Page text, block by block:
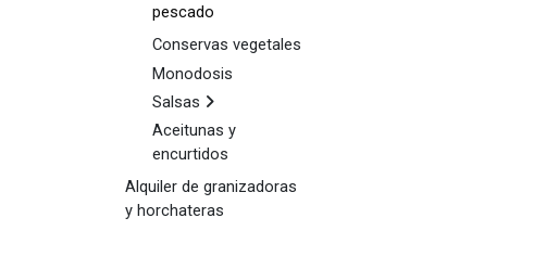
pescado
Conservas vegetales
Monodosis
Salsas
Aceitunas y
encurtidos
Alquiler de granizadoras
y horchateras